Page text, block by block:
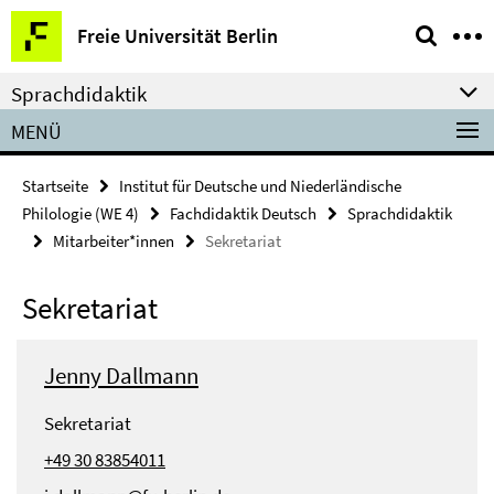
Springe
direkt
zu
Inhalt
Freie Universität Berlin
Service-
Navigation
Sprachdidaktik
MENÜ
Startseite
Institut für Deutsche und Niederländische
Philologie (WE 4)
Fachdidaktik Deutsch
Sprachdidaktik
Mitarbeiter*innen
Sekretariat
Sekretariat
Jenny Dallmann
Sekretariat
+49 30 83854011